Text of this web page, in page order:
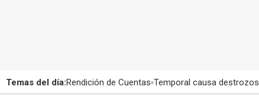
Temas del día:Rendición de Cuentas Temporal causa destrozos